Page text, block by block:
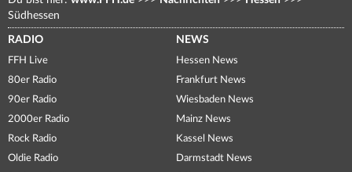
Südhessen
RADIO
FFH Live
80er Radio
90er Radio
2000er Radio
Rock Radio
Oldie Radio
NEWS
Hessen News
Frankfurt News
Wiesbaden News
Mainz News
Kassel News
Darmstadt News